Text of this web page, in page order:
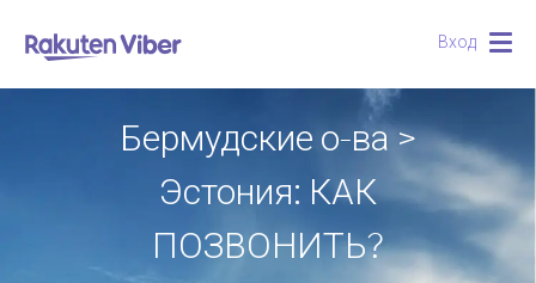
Вход
Бермудские о-ва >
Эстония: КАК
ПОЗВОНИТЬ?